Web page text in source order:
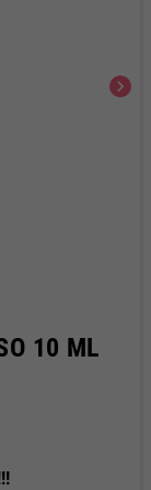
chevron_right
10 ML